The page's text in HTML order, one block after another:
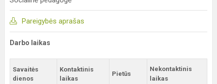
Pareigybės aprašas
Darbo laikas
Savaitės
dienos
Kontaktinis
laikas
Pietūs
Nekontaktinis
laikas